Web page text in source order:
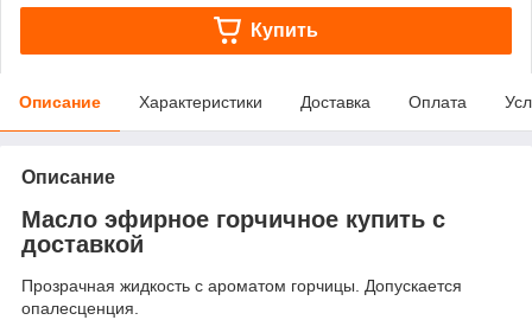
Купить
Описание Характеристики Доставка Оплата
Описание
Масло эфирное горчичное купить с
доставкой
Прозрачная жидкость с ароматом горчицы. Допускается
опалесценция.